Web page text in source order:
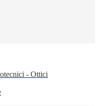
- Ottici